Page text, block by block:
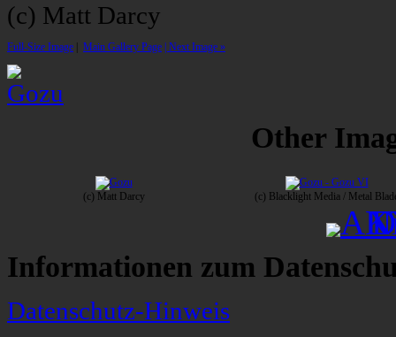
(c) Matt Darcy
Full-Size Image Main Gallery Page | Next Image »
Other
(c) Matt Darcy (c) Blacklight Media / Metal
Informationen zum
Datenschutz-Hinweis